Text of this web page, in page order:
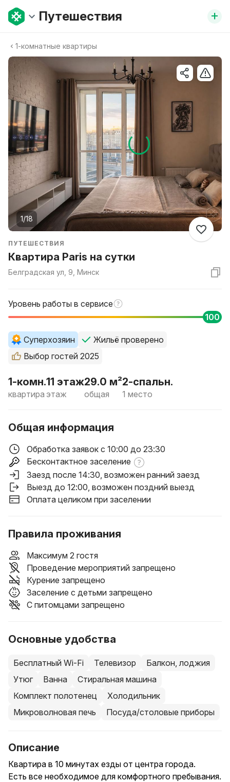
Путешествия +
1-комнатные квартиры
1/18
ПУТЕШЕСТВИЯ
Квартира Paris на сутки
Белградская ул, 9, Минск
Уровень работы в сервисе
100
Суперхозяин
Жильё проверено
Выбор гостей 2025
1-комн.
квартира
11 этаж
этаж
29.0 м²
общая
2-спальн.
1 место
Общая информация
Обработка заявок с 10:00 до 23:30
Бесконтактное заселение
Заезд после 14:30 , возможен ранний заезд
Выезд до 12:00 , возможен поздний выезд
Оплата целиком при заселении
Правила проживания
Максимум 2 гостя
Проведение мероприятий запрещено
Курение запрещено
Заселение с детьми запрещено
С питомцами запрещено
Основные удобства
Бесплатный Wi-Fi Телевизор
Балкон, лоджия
Утюг
Ванна
Стиральная машина
Комплект полотенец
Холодильник
Микроволновая печь
Посуда/столовые приборы
Описание
Квартира в 10 минутах езды от центра города.
Есть все необходимое для комфортного пребывания.